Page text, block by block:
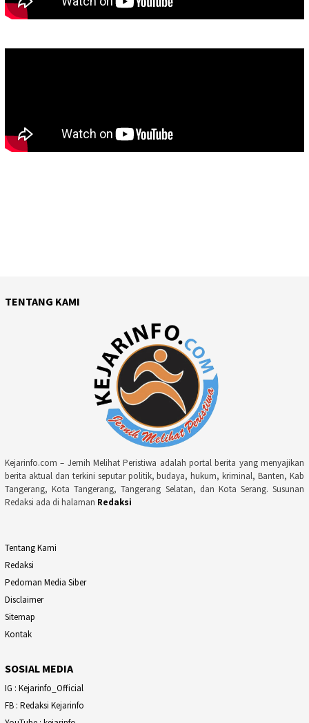
TENTANG KAMI
Kejarinfo.com – Jernih Melihat Peristiwa adalah portal berita yang menyajikan
berita aktual dan terkini seputar politik, budaya, hukum, kriminal, Banten, Kab
Tangerang, Kota Tangerang, Tangerang Selatan, dan Kota Serang. Susunan
Redaksi ada di halaman Redaksi
Tentang Kami
Redaksi
Pedoman Media Siber
Disclaimer
Sitemap
Kontak
SOSIAL MEDIA
IG : Kejarinfo_Official
FB : Redaksi Kejarinfo